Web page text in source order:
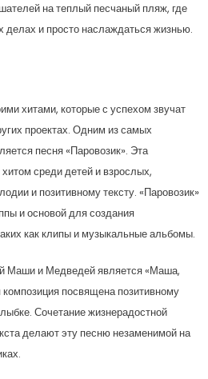
на теплый песчаный пляж, где
делах и просто наслаждаться жизнью.
хитами, которые с успехом звучат
проектах. Одним из самых
песня «Паровозик». Эта
среди детей и взрослых,
и позитивному тексту. «Паровозик»
и основой для создания
как клипы и музыкальные альбомы.
Маши и Медведей является «Маша,
посвящена позитивному
Сочетание жизнерадостной
делают эту песню незаменимой на